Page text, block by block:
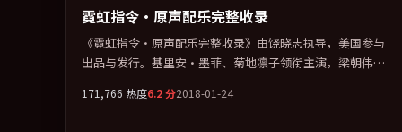
霓虹指令·原声配乐完整收录
《霓虹指令·原声配乐完整收录》由饶晓志执导，美国参与
出品与发行。基里安·墨菲、菊地凛子领衔主演，梁朝伟、
都背负不可告人的过去。全片以「传记」类型为骨架，在叙
171,766 热度6.2分2018-01-24